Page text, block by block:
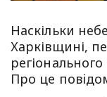
Наскільки
Харківщині,
Про це